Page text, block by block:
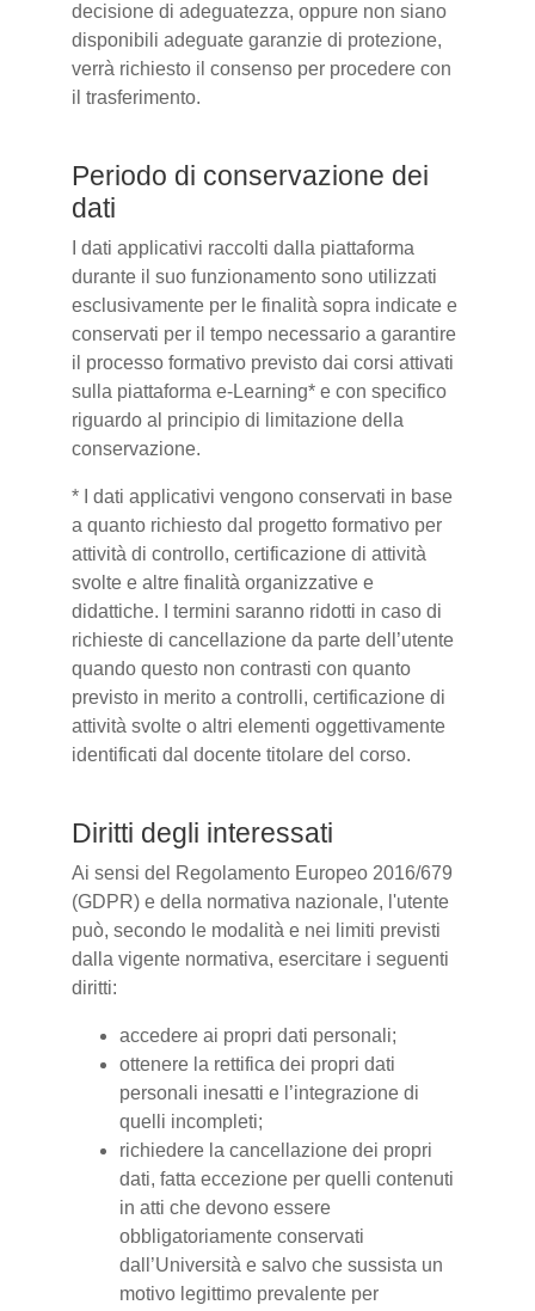
decisione di adeguatezza, oppure non siano
disponibili adeguate garanzie di protezione,
verrà richiesto il consenso per procedere con
il trasferimento.
Periodo di conservazione dei
dati
I dati applicativi raccolti dalla piattaforma
durante il suo funzionamento sono utilizzati
esclusivamente per le finalità sopra indicate e
conservati per il tempo necessario a garantire
il processo formativo previsto dai corsi attivati
sulla piattaforma e-Learning* e con specifico
riguardo al principio di limitazione della
conservazione.
* I dati applicativi vengono conservati in base
a quanto richiesto dal progetto formativo per
attività di controllo, certificazione di attività
svolte e altre finalità organizzative e
didattiche. I termini saranno ridotti in caso di
richieste di cancellazione da parte dell’utente
quando questo non contrasti con quanto
previsto in merito a controlli, certificazione di
attività svolte o altri elementi oggettivamente
identificati dal docente titolare del corso.
Diritti degli interessati
Ai sensi del Regolamento Europeo 2016/679
(GDPR) e della normativa nazionale, l'utente
può, secondo le modalità e nei limiti previsti
dalla vigente normativa, esercitare i seguenti
diritti:
accedere ai propri dati personali;
ottenere la rettifica dei propri dati
personali inesatti e l’integrazione di
quelli incompleti;
richiedere la cancellazione dei propri
dati, fatta eccezione per quelli contenuti
in atti che devono essere
obbligatoriamente conservati
dall’Università e salvo che sussista un
motivo legittimo prevalente per